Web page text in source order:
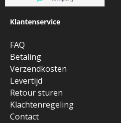
Klantenservice
FAQ
Betaling
Verzendkosten
Levertijd
Retour sturen
Klachtenregeling
Contact